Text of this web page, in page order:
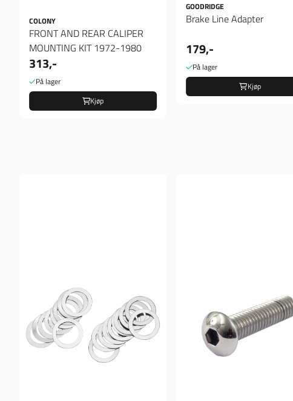
COLONY
FRONT AND REAR CALIPER
MOUNTING KIT 1972-1980
313,-
På lager
Kjøp
GOODRIDGE
Brake Line Adapter
179,-
På lager
Kjøp